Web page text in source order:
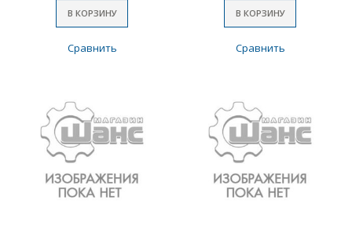
В КОРЗИНУ
Сравнить
В КОРЗИНУ
Сравнить